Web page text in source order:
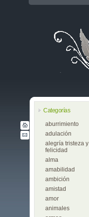
Categorías
aburrimiento
adulación
alegría tristeza y
felicidad
alma
amabilidad
ambición
amistad
amor
animales